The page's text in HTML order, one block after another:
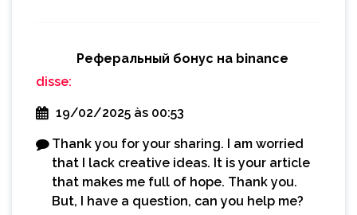
Реферальный бонус на binance
disse:
19/02/2025 às 00:53
Thank you for your sharing. I am worried
that I lack creative ideas. It is your article
that makes me full of hope. Thank you.
But, I have a question, can you help me?